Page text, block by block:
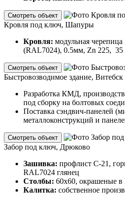
Смотреть объект
Кровля под ключ, Шапуры
Кровля: модульная
(RAL7024), 0.5мм, Zn 225, 35
Смотреть объект
Быстровозводимое здание, Витебск
Разработка КМД,
под сборку на болтовых
Поставка сэндвич-панелей
металлоконструкций и
Смотреть объект
Забор под ключ, Дрюково
Зашивка: профлист С-21,
RAL7024 глянец
Столбы: 60х60, окрашеные
Калитка: собственное